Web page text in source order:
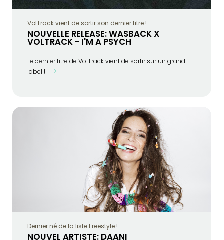
VolTrack vient de sortir son dernier titre !
NOUVELLE RELEASE: WASBACK X
VOLTRACK - I'M A PSYCH
Le dernier titre de VolTrack vient de sortir sur un grand
label !
Dernier né de la liste Freestyle !
NOUVEL ARTISTE: DAANI